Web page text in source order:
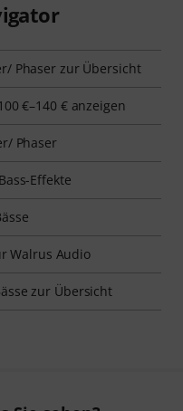
Phaser zur Übersicht
€–140 € anzeigen
Phaser
Effekte
Walrus Audio
zur Übersicht